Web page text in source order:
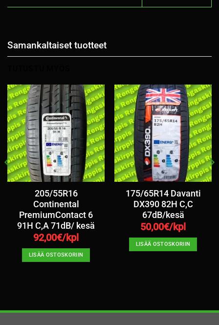
Samankaltaiset tuotteet
205/55R16
Continental
PremiumContact 6
91H C,A 71dB/ kesä
92,00€/kpl
LISÄÄ OSTOSKORIIN
175/65R14 Davanti
DX390 82H C,C
67dB/kesä
50,00€/kpl
LISÄÄ OSTOSKORIIN